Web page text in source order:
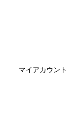
マイアカウント